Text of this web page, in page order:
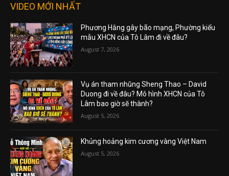
VIDEO MỚI NHẤT
Phương Hằng gây bão mạng, Phường kiểu
mẫu XHCN của Tô Lâm đi về đâu?
August 7, 2026
Vụ án tham nhũng Sheng Thao – David
Duong đi về đâu? Mô hình XHCN của Tô
Lâm bao giờ sẽ thành?
August 5, 2026
Khủng hoảng kim cương vàng Việt Nam
August 5, 2026